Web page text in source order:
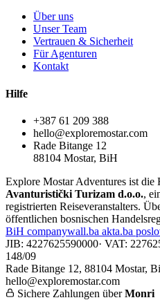
Über uns
Unser Team
Vertrauen & Sicherheit
Für Agenturen
Kontakt
Hilfe
+387 61 209 388
hello@exploremostar.com
Rade Bitange 12
88104 Mostar, BiH
Explore Mostar Adventures ist die
Avanturistički Turizam d.o.o.,
registrierten Reiseveranstalters.
öffentlichen bosnischen
BiH companywall.ba akta.ba
JIB: 4227625590000· VAT:
148/09
Rade Bitange 12, 88104 Mostar,
hello@exploremostar.com
Sichere Zahlungen überMonri